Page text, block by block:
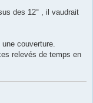
des 12° , il vaudrait
une couverture.
relevés de temps en